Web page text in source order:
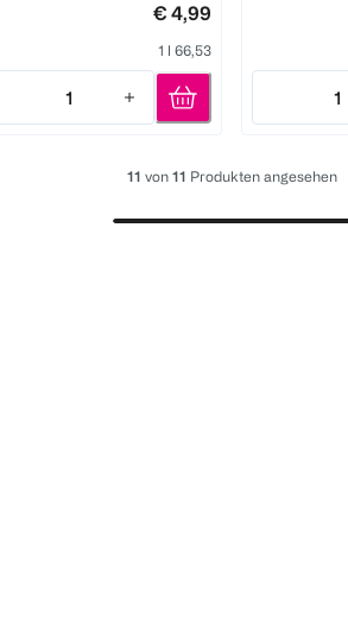
€ 4,99
1 l 66,53
1
Quantity: 1
1
Quantity: 1
11 von11 Produkten angesehen